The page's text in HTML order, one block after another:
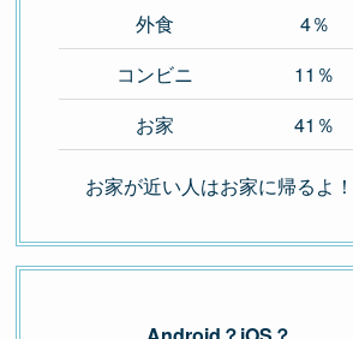
外食
4％
コンビニ
11％
お家
41％
お家が近い人はお家に帰るよ！